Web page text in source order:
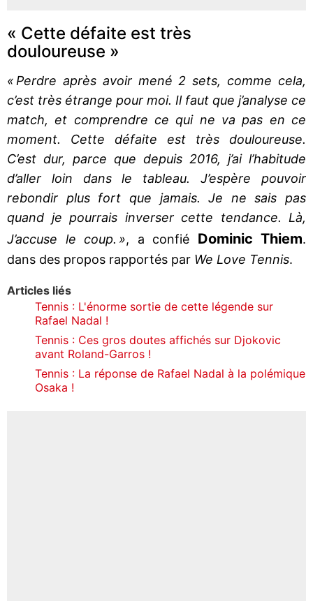
« Cette défaite est très
douloureuse »
« Perdre après avoir mené 2 sets, comme cela,
c’est très étrange pour moi. Il faut que j’analyse ce
match, et comprendre ce qui ne va pas en ce
moment. Cette défaite est très douloureuse.
C’est dur, parce que depuis 2016, j’ai l’habitude
d’aller loin dans le tableau. J’espère pouvoir
rebondir plus fort que jamais. Je ne sais pas
quand je pourrais inverser cette tendance. Là,
J’accuse le coup. », a confié Dominic Thiem.
dans des propos rapportés par We Love Tennis.
Articles liés
Tennis : L'énorme sortie de cette légende sur
Rafael Nadal !
Tennis : Ces gros doutes affichés sur Djokovic
avant Roland-Garros !
Tennis : La réponse de Rafael Nadal à la polémique
Osaka !